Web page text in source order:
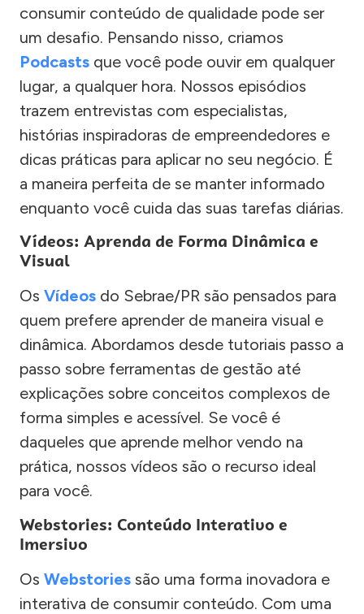
consumir conteúdo de qualidade pode ser
um desafio. Pensando nisso, criamos
Podcasts que você pode ouvir em qualquer
lugar, a qualquer hora. Nossos episódios
trazem entrevistas com especialistas,
histórias inspiradoras de empreendedores e
dicas práticas para aplicar no seu negócio. É
a maneira perfeita de se manter informado
enquanto você cuida das suas tarefas diárias.
Vídeos: Aprenda de Forma Dinâmica e
Visual
Os Vídeos do Sebrae/PR são pensados para
quem prefere aprender de maneira visual e
dinâmica. Abordamos desde tutoriais passo a
passo sobre ferramentas de gestão até
explicações sobre conceitos complexos de
forma simples e acessível. Se você é
daqueles que aprende melhor vendo na
prática, nossos vídeos são o recurso ideal
para você.
Webstories: Conteúdo Interativo e
Imersivo
Os Webstories são uma forma inovadora e
interativa de consumir conteúdo. Com uma